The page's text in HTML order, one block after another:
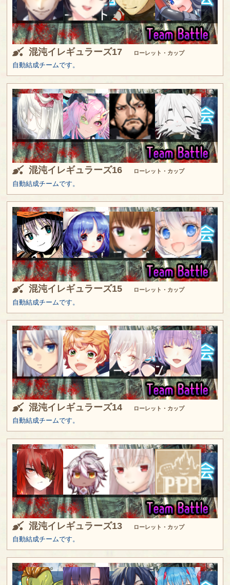
混沌イレギュラーズ17 ローレット・カップ
自動結成チームです。
混沌イレギュラーズ16 ローレット・カップ
自動結成チームです。
混沌イレギュラーズ15 ローレット・カップ
自動結成チームです。
混沌イレギュラーズ14 ローレット・カップ
自動結成チームです。
混沌イレギュラーズ13 ローレット・カップ
自動結成チームです。